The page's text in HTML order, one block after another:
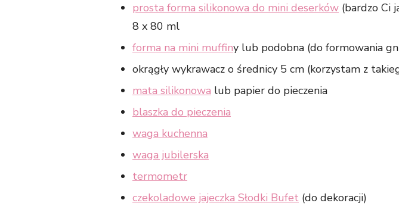
prosta forma silikonowa do mini deserków (bardzo Ci
8 x 80 ml
forma na mini muffiny lub podobna (do formowania
okrągły wykrawacz o średnicy 5 cm (korzystam z
mata silikonowa lub papier do pieczenia
blaszka do pieczenia
waga kuchenna
waga jubilerska
termometr
czekoladowe jajeczka Słodki Bufet (do dekoracji)